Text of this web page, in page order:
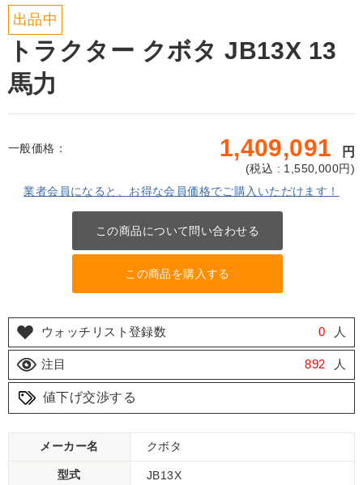
出品中
トラクター クボタ JB13X 13
馬力
一般価格： 1,409,091 円
(税込 : 1,550,000円)
業者会員になると、お得な会員価格でご購入いただけます！
この商品について問い合わせる
この商品を購入する
ウォッチリスト登録数 0 人
注目 892 人
値下げ交渉する
メーカー名 クボタ
型式 JB13X